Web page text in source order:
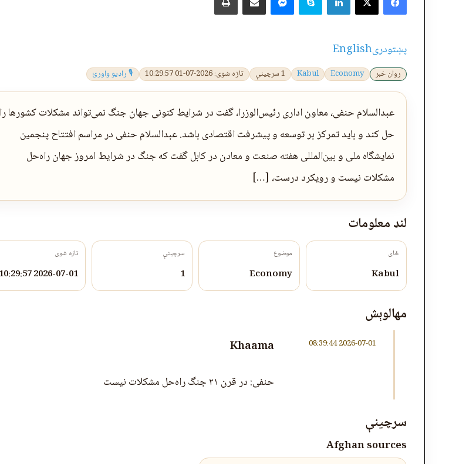
پښتودریEnglish
روان خبر Economy
Kabul 1 سرچینې تازه شوی: 2026-07-01 10:29:57 🎙 راډیو واورئ
عبدالسلام حنفی، معاون اداری رئیس‌الوزرا، گفت در شرایط کنونی جهان جنگ نمی‌تواند مشکلات کشورها را
حل کند و باید تمرکز بر توسعه و پیشرفت اقتصادی باشد. عبدالسلام حنفی در مراسم افتتاح پنجمین
نمایشگاه ملی و بین‌المللی هفته صنعت و معادن در کابل گفت که جنگ در شرایط امروز جهان راه‌حل
مشکلات نیست و رویکرد درست، […]
لنډ معلومات
ځای
Kabul
موضوع
Economy
سرچینې
1
تازه شوی
2026-07-01 10:29:57
مهالوېش
2026-07-01 08:39:44
Khaama
حنفی: در قرن ۲۱ جنگ راه‌حل مشکلات نیست
سرچینې
Afghan sources